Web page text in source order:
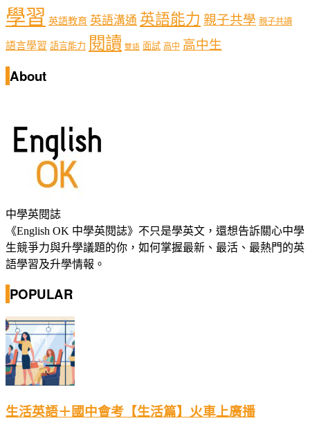
學習 英語教育 英語溝通 英語能力 親子共學 親子共讀
語言學習 語言能力 閱讀 雙語 面試 高中 高中生
About
中學英閱誌
《English OK 中學英閱誌》不只是學英文，還想告訴關心中學
生競爭力與升學議題的你，如何掌握最新、最活、最熱門的英
語學習及升學情報。
POPULAR
生活英語＋國中會考【生活篇】火車上廣播